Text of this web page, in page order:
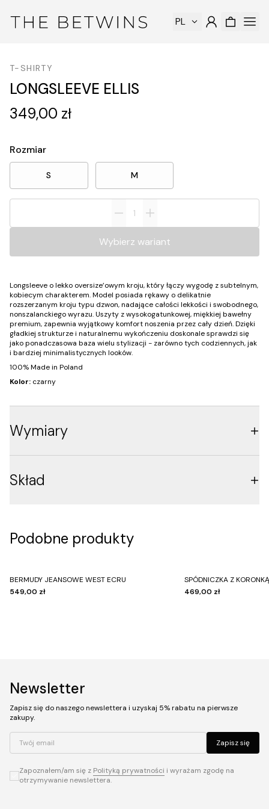
PL
T-SHIRTY
LONGSLEEVE ELLIS
349,00 zł
Rozmiar
S M
Wybierz wariant
Longsleeve o lekko oversize’owym kroju, który łączy wygodę z subtelnym,
kobiecym charakterem. Model posiada rękawy o delikatnie
rozszerzanym kroju typu dzwon, nadające całości lekkości i swobodnego,
nonszalanckiego wyrazu. Uszyty z wysokogatunkowej, miękkiej bawełny
premium, zapewnia wyjątkowy komfort noszenia przez cały dzień. Dzięki
gładkiej strukturze i naturalnemu wykończeniu doskonale sprawdzi się
jako ponadczasowa baza wielu stylizacji - zarówno tych codziennych, jak
i bardziej minimalistycznych looków.
100% Made in Poland
Kolor: czarny
Wymiary
Skład
Podobne produkty
BERMUDY JEANSOWE WEST ECRU
549,00 zł
SPÓDNICZKA Z
469,00 zł
Newsletter
Zapisz się do naszego newslettera i uzyskaj 5% rabatu na pierwsze
zakupy.
Twój email Zapisz się
Zapoznałem/am się z Polityką prywatności i wyrażam zgodę na
otrzymywanie newslettera.